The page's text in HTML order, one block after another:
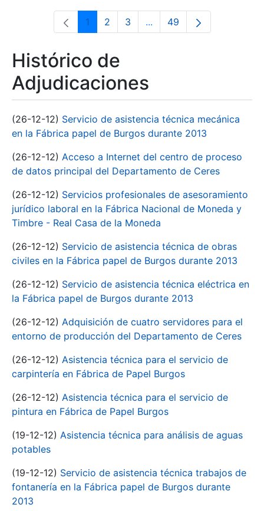
Página
1 Página
2 Página
3 ...Páginas intermedias Use
Página
49
Histórico de
Adjudicaciones
(26-12-12) Servicio de asistencia técnica mecánica
en la Fábrica papel de Burgos durante 2013
(26-12-12) Acceso a Internet del centro de proceso
de datos principal del Departamento de Ceres
(26-12-12) Servicios profesionales de asesoramiento
jurídico laboral en la Fábrica Nacional de Moneda y
Timbre - Real Casa de la Moneda
(26-12-12) Servicio de asistencia técnica de obras
civiles en la Fábrica papel de Burgos durante 2013
(26-12-12) Servicio de asistencia técnica eléctrica en
la Fábrica papel de Burgos durante 2013
(26-12-12) Adquisición de cuatro servidores para el
entorno de producción del Departamento de Ceres
(26-12-12) Asistencia técnica para el servicio de
carpintería en Fábrica de Papel Burgos
(26-12-12) Asistencia técnica para el servicio de
pintura en Fábrica de Papel Burgos
(19-12-12) Asistencia técnica para análisis de aguas
potables
(19-12-12) Servicio de asistencia técnica trabajos de
fontanería en la Fábrica papel de Burgos durante
2013